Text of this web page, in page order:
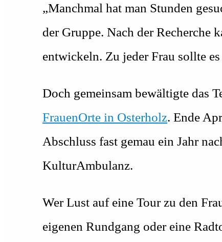
„Manchmal hat man Stunden
der Gruppe. Nach der Recherche
entwickeln. Zu jeder Frau sollte
Doch gemeinsam bewältigte das
FrauenOrte in Osterholz. Ende
Abschluss fast gemau ein Jahr
KulturAmbulanz.
Wer Lust auf eine Tour zu den
eigenen Rundgang oder eine